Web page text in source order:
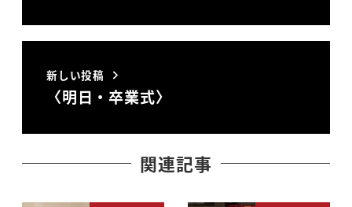
新しい投稿
〈明日・卒業式〉
関連記事